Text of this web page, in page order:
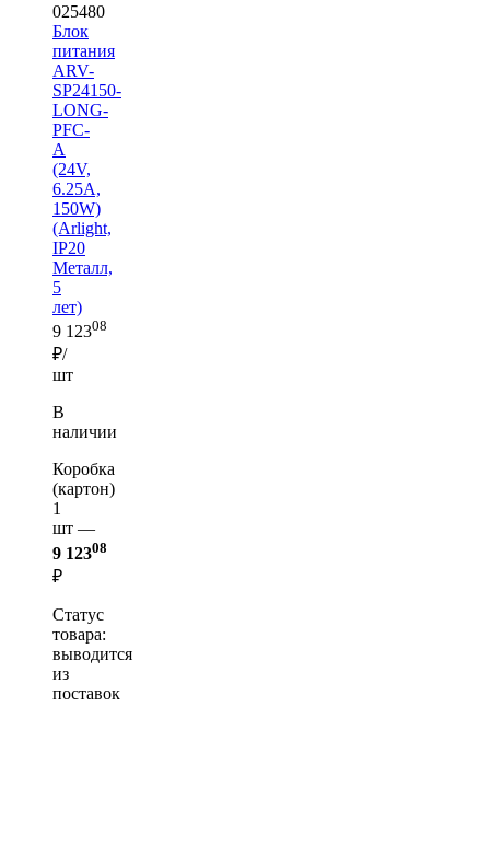
025480
Блок
питания
ARV-
SP24150-
LONG-
PFC-
A
(24V,
6.25A,
150W)
(Arlight,
IP20
Металл,
5
лет)
9 12308
₽/
шт
В
наличии
Коробка
(картон)
1
шт —
9 12308
₽
Статус
товара:
выводится
из
поставок